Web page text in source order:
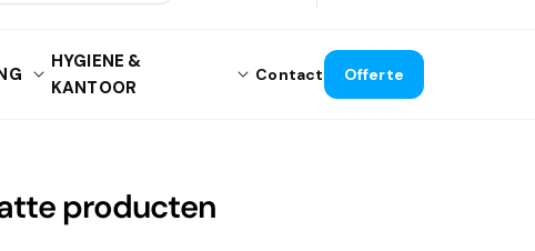
HYGIENE &
KANTOOR
Contact Offerte
producten